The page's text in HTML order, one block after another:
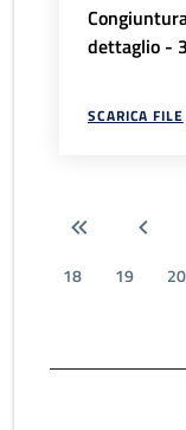
dettaglio -
SCARICA FILE
18
19 20